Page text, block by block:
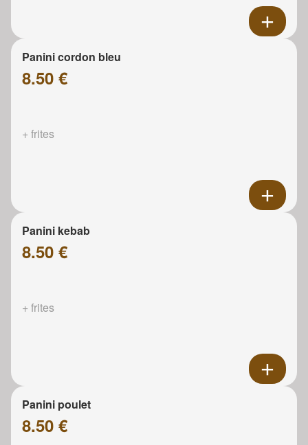
Panini cordon bleu
8.50 €
+ frites
Panini kebab
8.50 €
+ frites
Panini poulet
8.50 €